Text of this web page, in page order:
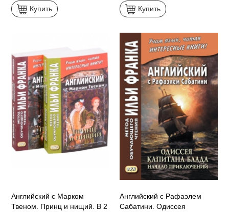
Купить Купить
Английский с Марком
Твеном. Принц и нищий. В 2
Английский с Рафаэлем
Сабатини. Одиссея